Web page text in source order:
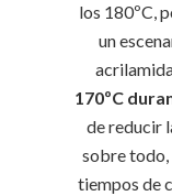
los 180ºC,
un
170ºC
de reducir
sobre todo,
tiempos de